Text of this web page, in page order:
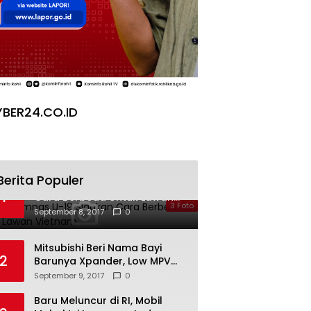
Populer
3 Foto
1
Galeri Timnas U-19 Siapkan
Cara Berbeda Untuk Lawan
Vietnam
September 8, 2017 0
2
Mitsubishi Beri Nama Bayi
Barunya Xpander, Low MPV
Pesaing Avanza cs
September 9, 2017 0
Baru Meluncur di RI, Mobil